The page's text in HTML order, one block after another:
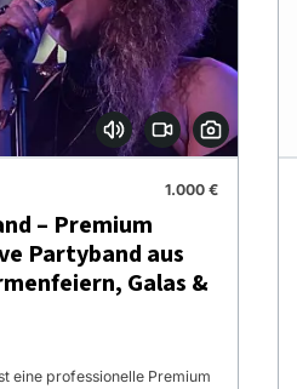
1.000 €
– Premium
Partyband aus
Galas &
eine professionelle Premium